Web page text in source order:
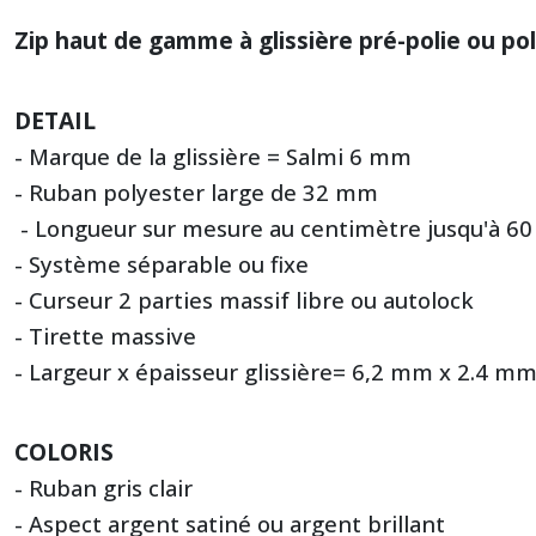
Zip haut de gamme à glissière pré-polie ou
DETAIL
- Marque de la glissière = Salmi 6 mm
- Ruban polyester large de 32 mm
- Longueur sur mesure au centimètre jusqu'à
- Système séparable ou fixe
- Curseur 2 parties massif libre ou autolock
- Tirette massive
- Largeur x épaisseur glissière= 6,2 mm x 2.4 mm
COLORIS
- Ruban gris clair
- Aspect argent satiné ou argent brillant